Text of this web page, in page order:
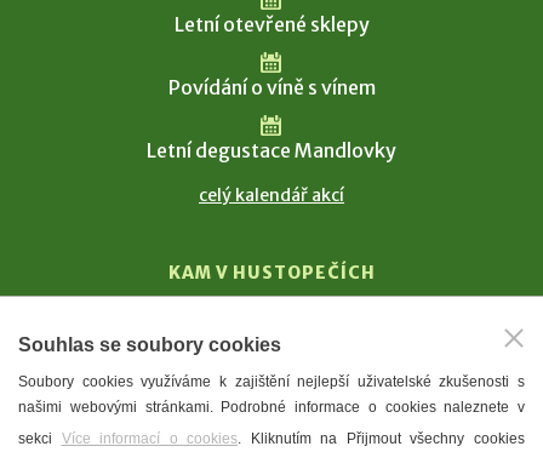
Letní otevřené sklepy
Povídání o víně s vínem
Letní degustace Mandlovky
celý kalendář akcí
KAM V HUSTOPEČÍCH
T. G. Masaryk
Mandloně
Ubytování
Souhlas se soubory cookies
Soubory cookies využíváme k zajištění nejlepší uživatelské zkušenosti s
našimi webovými stránkami. Podrobné informace o cookies naleznete v
sekci Více informací o cookies. Kliknutím na Přijmout všechny cookies